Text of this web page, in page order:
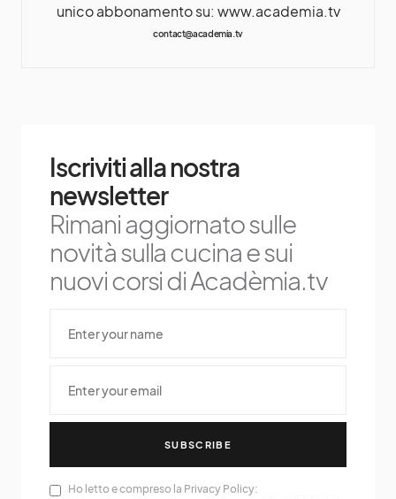
unico abbonamento su: www.academia.tv
contact@academia.tv
Iscriviti alla nostra
newsletter
Rimani aggiornato sulle
novità sulla cucina e sui
nuovi corsi di Acadèmia.tv
SUBSCRIBE
Ho letto e compreso la Privacy Policy: